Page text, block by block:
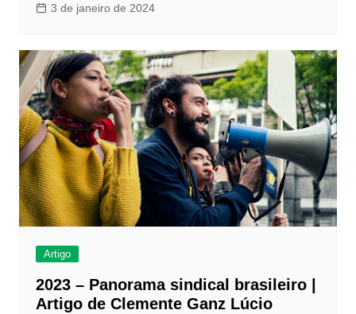
3 de janeiro de 2024
Artigo
2023 – Panorama sindical brasileiro |
Artigo de Clemente Ganz Lúcio